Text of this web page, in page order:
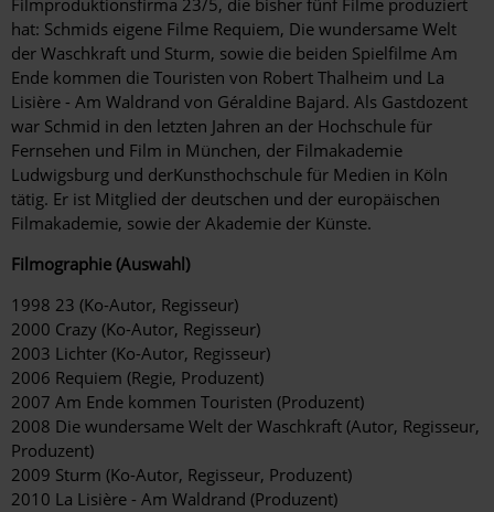
Filmproduktionsfirma 23/5, die bisher fünf Filme produziert
hat: Schmids eigene Filme Requiem, Die wundersame Welt
der Waschkraft und Sturm, sowie die beiden Spielfilme Am
Ende kommen die Touristen von Robert Thalheim und La
Lisière - Am Waldrand von Géraldine Bajard. Als Gastdozent
war Schmid in den letzten Jahren an der Hochschule für
Fernsehen und Film in München, der Filmakademie
Ludwigsburg und derKunsthochschule für Medien in Köln
tätig. Er ist Mitglied der deutschen und der europäischen
Filmakademie, sowie der Akademie der Künste.
Filmographie (Auswahl)
1998 23 (Ko-Autor, Regisseur)
2000 Crazy (Ko-Autor, Regisseur)
2003 Lichter (Ko-Autor, Regisseur)
2006 Requiem (Regie, Produzent)
2007 Am Ende kommen Touristen (Produzent)
2008 Die wundersame Welt der Waschkraft (Autor, Regisseur,
Produzent)
2009 Sturm (Ko-Autor, Regisseur, Produzent)
2010 La Lisière - Am Waldrand (Produzent)